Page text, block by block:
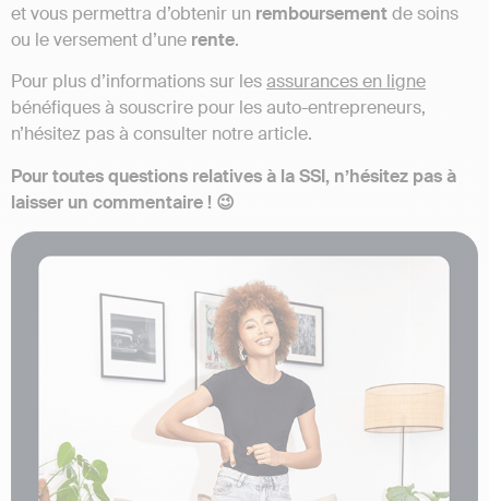
et vous permettra d’obtenir un remboursementde soins
ou le versement d’une rente.
Pour plus d’informations sur lesassurances en ligne
bénéfiques à souscrire pour les auto-entrepreneurs,
n’hésitez pas à consulter notre article.
Pour toutes questions relatives à la SSI, n’hésitez pas à
laisser un commentaire ! 😉